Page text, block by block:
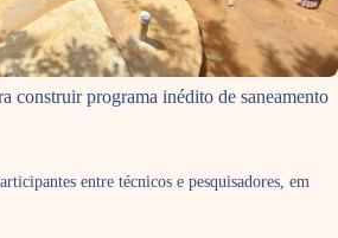
construir programa inédito de saneamento
entre técnicos e pesquisadores, em